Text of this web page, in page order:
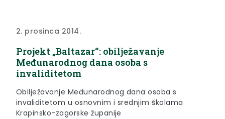
2. prosinca 2014.
Projekt „Baltazar“: obilježavanje
Međunarodnog dana osoba s
invaliditetom
Obilježavanje Međunarodnog dana osoba s
invaliditetom u osnovnim i srednjim školama
Krapinsko-zagorske županije